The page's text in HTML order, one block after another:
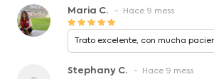
Maria C. - Hace 9 mess
Trato excelente, con mucha
confiable
Stephany C. - Hace 9 mess